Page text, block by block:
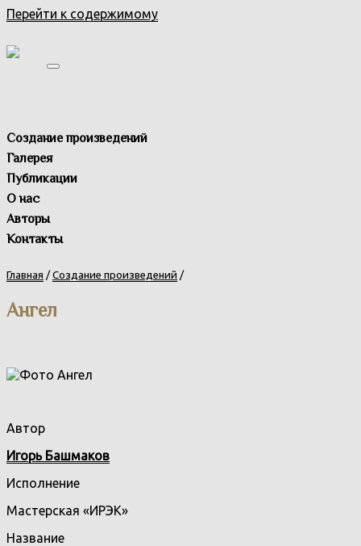
Перейти к содержимому
Создание произведений
Галерея
Публикации
О нас
Авторы
Контакты
Главная / Создание произведений /
Ангел
Автор
Игорь Башмаков
Исполнение
Мастерская «ИРЭК»
Название